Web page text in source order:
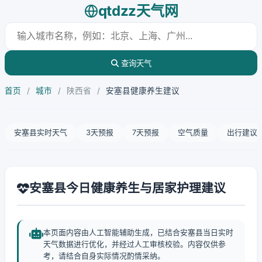
qtdzz天气网
查询天气
首页 / 城市 / 陕西省 / 安塞县健康养生建议
安塞县实时天气 3天预报 7天预报 空气质量 出行建议
安塞县今日健康养生与居家护理建议
本页面内容由人工智能辅助生成，已结合安塞县当日实时
天气数据进行优化，并经过人工审核校验。内容仅供参
考，请结合自身实际情况酌情采纳。